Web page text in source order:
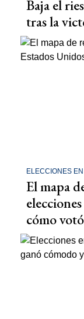
Baja el
tras la
ELECCIONES
El mapa
cómo